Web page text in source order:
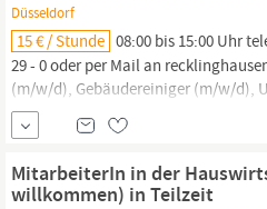
Düsseldorf
15 € / Stunde 08:00 bis 15:00 Uhr
29 - 0 oder per Mail an
(m/w/d), Gebäudereiniger (m/w/d),
Industriereiniger (m/w/d),
Hauswirtschaftskraft
(m/w/d),
MitarbeiterIn in der
willkommen) in Teilzeit